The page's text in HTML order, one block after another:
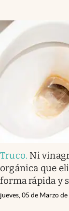
Truco. Ni
orgánica que
forma rápida y
jueves, 05 de Marzo